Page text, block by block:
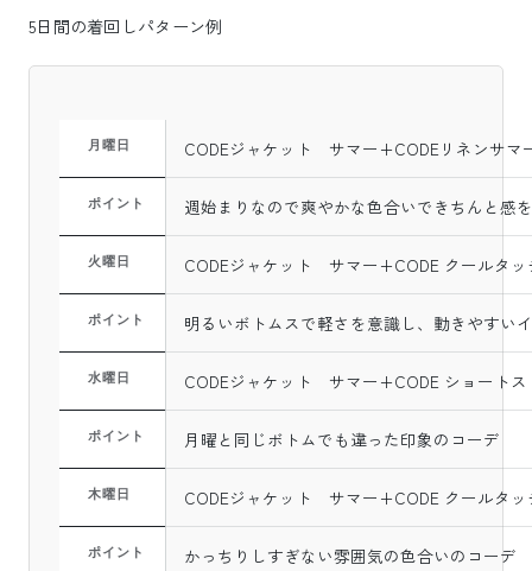
5日間の着回しパターン例
月曜日 CODEジャケット サマー+CODEリネンサ
ポイント 週始まりなので爽やかな色合いできちんと感
火曜日 CODEジャケット サマー+CODE クールタ
ポイント 明るいボトムスで軽さを意識し、動きやすい
水曜日 CODEジャケット サマー+CODE ショート
ポイント 月曜と同じボトムでも違った印象のコーデ
木曜日 CODEジャケット サマー+CODE クールタ
ポイント かっちりしすぎない雰囲気の色合いのコーデ